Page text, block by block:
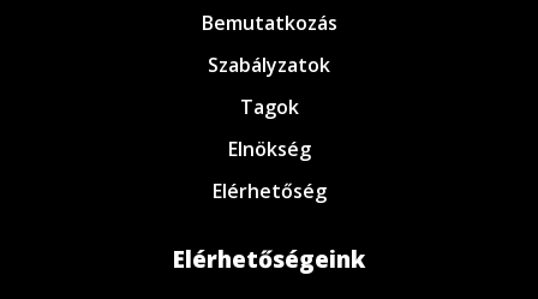
Bemutatkozás
Szabályzatok
Tagok
Elnökség
Elérhetőség
Elérhetőségeink